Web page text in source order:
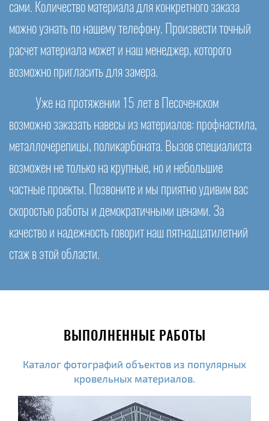
сами. Количество материала для конкретного заказа
можно узнать по нашему телефону. Произвести точный
расчет материала может и наш менеджер, которого
возможно пригласить для замера.
Уже на протяжении 15 лет в Песоченском
возможно заказать навесы из материалов: профнастила,
металлочерепицы, поликарбоната. Вызов специалиста
возможен не только на крупные, но и небольшие
частные проекты. Позвоните и мы приятно удивим вас
скоростью работы и демократичными ценами. За
качество и надежность говорит наш пятнадцатилетний
стаж в этой области.
ВЫПОЛНЕННЫЕ РАБОТЫ
Каталог фотографий объектов из популярных
кровельных материалов.